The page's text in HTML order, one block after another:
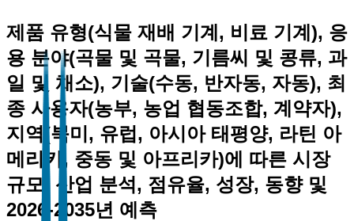
제품 유형(식물 재배 기계, 비료 기계), 응
용 분야(곡물 및 곡물, 기름씨 및 콩류, 과
일 및 채소), 기술(수동, 반자동, 자동), 최
종 사용자(농부, 농업 협동조합, 계약자),
지역(북미, 유럽, 아시아 태평양, 라틴 아
메리카, 중동 및 아프리카)에 따른 시장
규모, 산업 분석, 점유율, 성장, 동향 및
2026-2035년 예측